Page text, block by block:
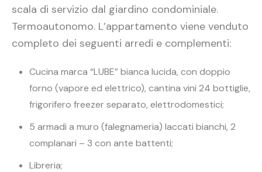
scala di servizio dal giardino condominiale.
Termoautonomo. L’appartamento viene venduto
completo dei seguenti arredi e complementi:
Cucina marca “LUBE” bianca lucida, con doppio
forno (vapore ed elettrico), cantina vini 24 bottiglie,
frigorifero freezer separato, elettrodomestici;
5 armadi a muro (falegnameria) laccati bianchi, 2
complanari – 3 con ante battenti;
Libreria;